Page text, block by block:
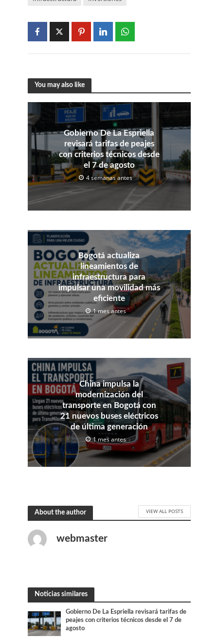
You may also like
Gobierno De La Espriella
revisará tarifas de peajes
con criterios técnicos desde
el 7 de agosto
4 semanas antes
Bogotá actualiza
lineamientos de
infraestructura para
impulsar una movilidad más
eficiente
1 mes antes
China impulsa la
modernización del
transporte en Bogotá con
21 nuevos buses eléctricos
de última generación
1 mes antes
About the author VIEW ALL POSTS
webmaster
Noticias similares
Gobierno De La Espriella revisará tarifas de
peajes con criterios técnicos desde el 7 de
agosto